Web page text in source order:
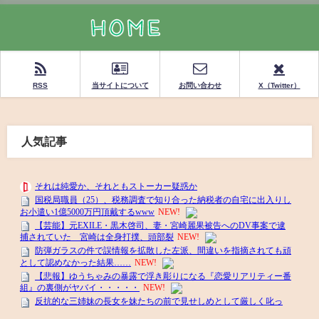
RSS 当サイトについて お問い合わせ X（Twitter）
人気記事